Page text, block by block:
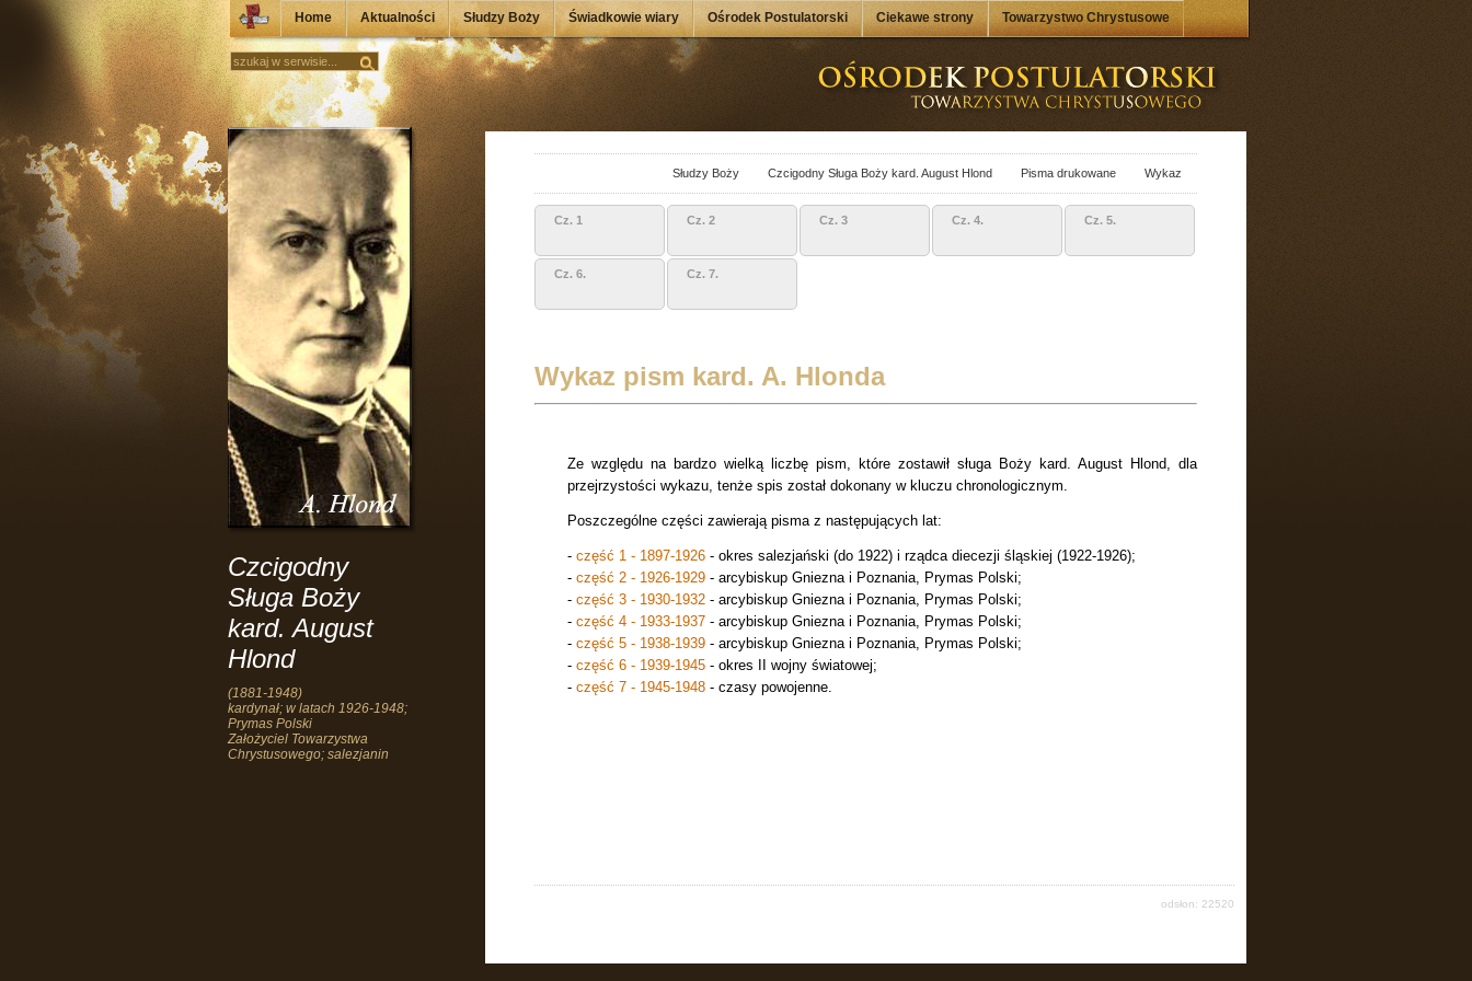
Home Aktualności Słudzy Boży Świadkowie wiary Ośrodek Postulatorski Ciekawe strony Towarzystwo Chrystusowe
Czcigodny
Sługa Boży
kard. August
Hlond
(1881-1948)
kardynał; w latach 1926-1948;
Prymas Polski
Założyciel Towarzystwa
Chrystusowego; salezjanin
Słudzy Boży Czcigodny Sługa Boży kard. August Hlond Pisma drukowane Wykaz
Cz. 1 Cz. 2 Cz. 3 Cz. 4. Cz. 5.
Cz. 6. Cz. 7.
Wykaz pism kard. A. Hlonda
Ze względu na bardzo wielką liczbę pism, które zostawił sługa Boży kard. August Hlond, dla
przejrzystości wykazu, tenże spis został dokonany w kluczu chronologicznym.
Poszczególne części zawierają pisma z następujących lat:
- część 1 - 1897-1926 - okres salezjański (do 1922) i rządca diecezji śląskiej (1922-1926);
- część 2 - 1926-1929 - arcybiskup Gniezna i Poznania, Prymas Polski;
- część 3 - 1930-1932 - arcybiskup Gniezna i Poznania, Prymas Polski;
- część 4 - 1933-1937 - arcybiskup Gniezna i Poznania, Prymas Polski;
- część 5 - 1938-1939 - arcybiskup Gniezna i Poznania, Prymas Polski;
- część 6 - 1939-1945 - okres II wojny światowej;
- część 7 - 1945-1948 - czasy powojenne.
odsłon: 22520